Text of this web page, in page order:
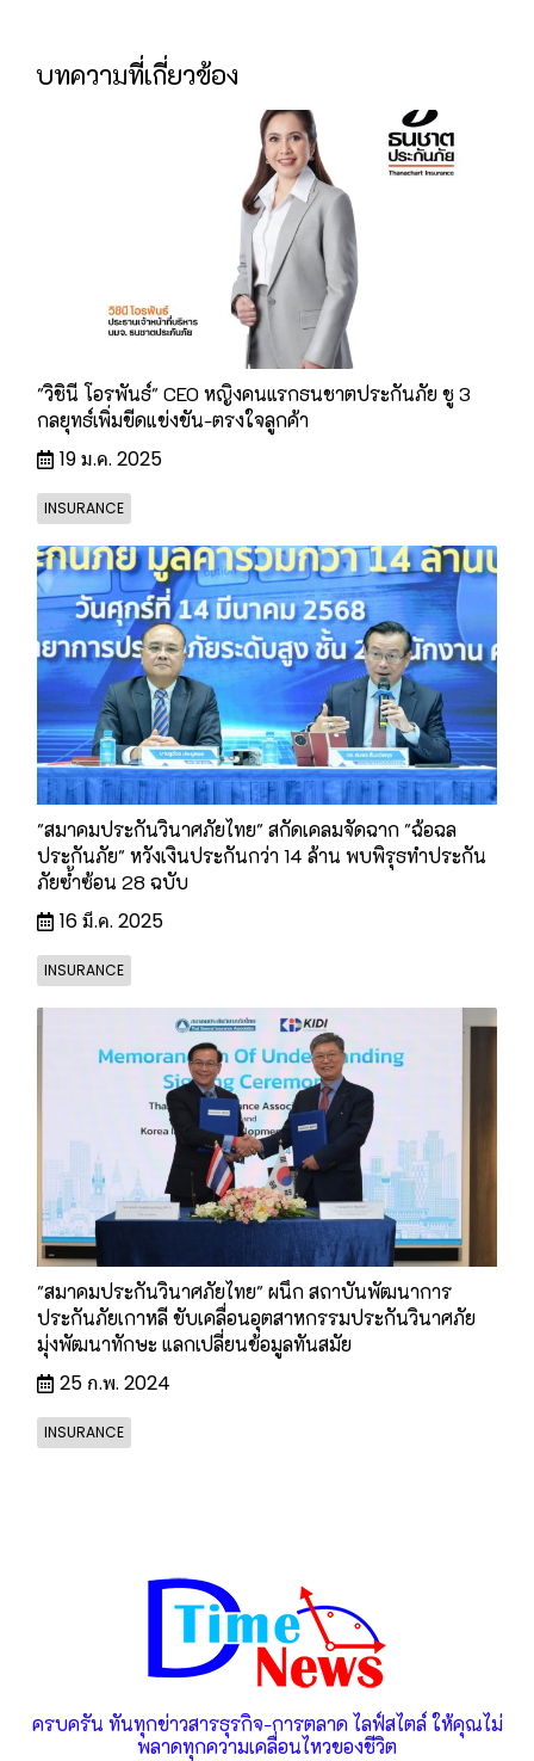
บทความที่เกี่ยวข้อง
"วิชินี โอรพันธ์" CEO หญิงคนแรกธนชาตประกันภัย ชู 3
กลยุทธ์เพิ่มขีดแข่งขัน-ตรงใจลูกค้า
19 ม.ค. 2025
INSURANCE
"สมาคมประกันวินาศภัยไทย" สกัดเคลมจัดฉาก "ฉ้อฉล
ประกันภัย" หวังเงินประกันกว่า 14 ล้าน พบพิรุธทำประกัน
ภัยซ้ำซ้อน 28 ฉบับ
16 มี.ค. 2025
INSURANCE
"สมาคมประกันวินาศภัยไทย" ผนึก สถาบันพัฒนาการ
ประกันภัยเกาหลี ขับเคลื่อนอุตสาหกรรมประกันวินาศภัย
มุ่งพัฒนาทักษะ แลกเปลี่ยนข้อมูลทันสมัย
25 ก.พ. 2024
INSURANCE
ครบครัน ทันทุกข่าวสารธุรกิจ-การตลาด ไลฟ์สไตล์ ให้คุณไม่
พลาดทุกความเคลื่อนไหวของชีวิต